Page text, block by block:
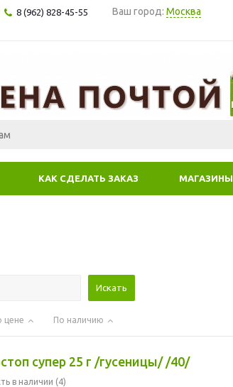
8 (962) 828-45-55 Ваш город: Москва
КАК СДЕЛАТЬ ЗАКАЗ МАГАЗИНЫ
цене По наличию
Биостоп супер 25 г /гусеницы/ /40/
в наличии (4)